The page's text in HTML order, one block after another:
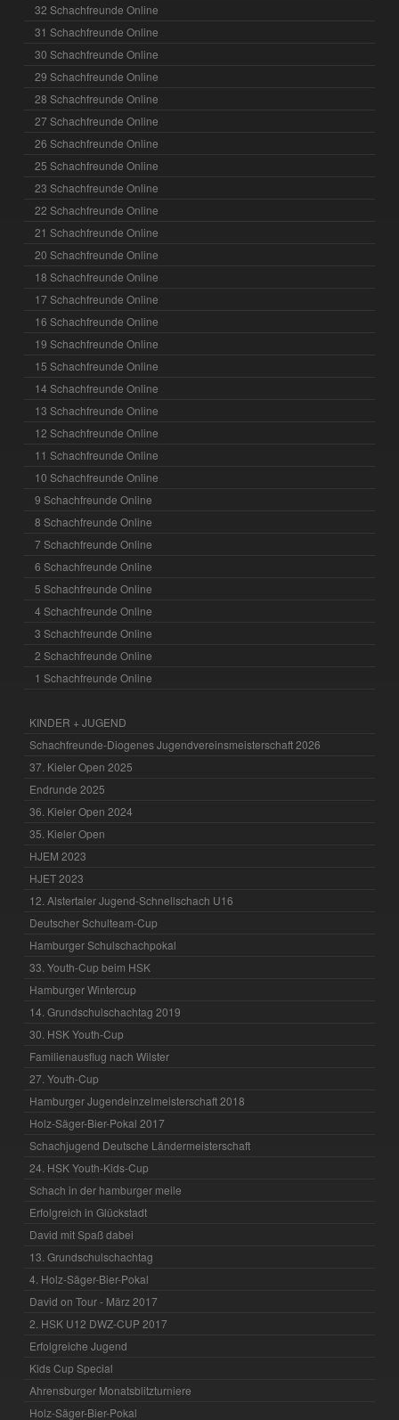
32 Schachfreunde Online
31 Schachfreunde Online
30 Schachfreunde Online
29 Schachfreunde Online
28 Schachfreunde Online
27 Schachfreunde Online
26 Schachfreunde Online
25 Schachfreunde Online
23 Schachfreunde Online
22 Schachfreunde Online
21 Schachfreunde Online
20 Schachfreunde Online
18 Schachfreunde Online
17 Schachfreunde Online
16 Schachfreunde Online
19 Schachfreunde Online
15 Schachfreunde Online
14 Schachfreunde Online
13 Schachfreunde Online
12 Schachfreunde Online
11 Schachfreunde Online
10 Schachfreunde Online
9 Schachfreunde Online
8 Schachfreunde Online
7 Schachfreunde Online
6 Schachfreunde Online
5 Schachfreunde Online
4 Schachfreunde Online
3 Schachfreunde Online
2 Schachfreunde Online
1 Schachfreunde Online
KINDER + JUGEND
Schachfreunde-Diogenes Jugendvereinsmeisterschaft 2026
37. Kieler Open 2025
Endrunde 2025
36. Kieler Open 2024
35. Kieler Open
HJEM 2023
HJET 2023
12. Alstertaler Jugend-Schnellschach U16
Deutscher Schulteam-Cup
Hamburger Schulschachpokal
33. Youth-Cup beim HSK
Hamburger Wintercup
14. Grundschulschachtag 2019
30. HSK Youth-Cup
Familienausflug nach Wilster
27. Youth-Cup
Hamburger Jugendeinzelmeisterschaft 2018
Holz-Säger-Bier-Pokal 2017
Schachjugend Deutsche Ländermeisterschaft
24. HSK Youth-Kids-Cup
Schach in der hamburger meile
Erfolgreich in Glückstadt
David mit Spaß dabei
13. Grundschulschachtag
4. Holz-Säger-Bier-Pokal
David on Tour - März 2017
2. HSK U12 DWZ-CUP 2017
Erfolgreiche Jugend
Kids Cup Special
Ahrensburger Monatsblitzturniere
Holz-Säger-Bier-Pokal